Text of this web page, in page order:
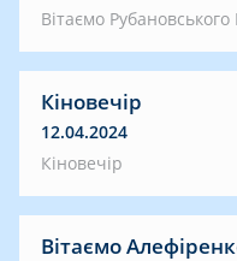
Вітаємо
Кіновечір
12.04.2024
Кіновечір
Вітаємо